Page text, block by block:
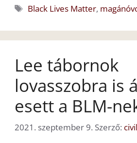
Címkék
Black Lives Matter,
Lee tábornok
lovasszobra is
esett a BLM-
2021. szeptember 9. Szerző: